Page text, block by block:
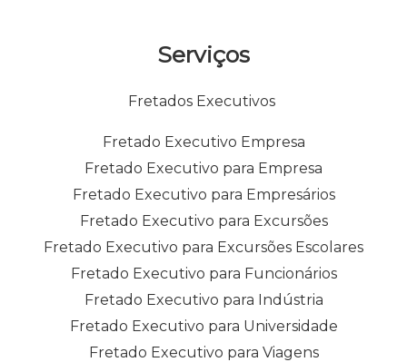
Serviços
Fretados Executivos
Fretado Executivo Empresa
Fretado Executivo para Empresa
Fretado Executivo para Empresários
Fretado Executivo para Excursões
Fretado Executivo para Excursões Escolares
Fretado Executivo para Funcionários
Fretado Executivo para Indústria
Fretado Executivo para Universidade
Fretado Executivo para Viagens